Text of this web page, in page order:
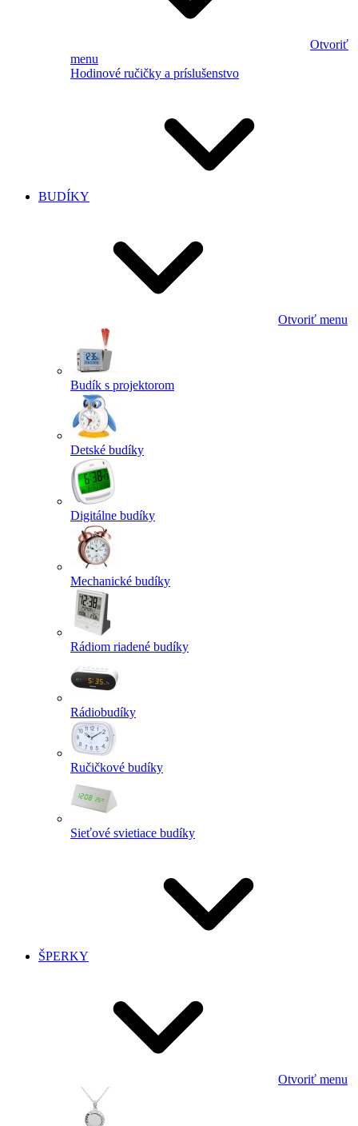
Otvoriť
menu
Hodinové ručičky a príslušenstvo
BUDÍKY
Otvoriť menu
Budík s projektorom
Detské budíky
Digitálne budíky
Mechanické budíky
Rádiom riadené budíky
Rádiobudíky
Ručičkové budíky
Sieťové svietiace budíky
ŠPERKY
Otvoriť menu